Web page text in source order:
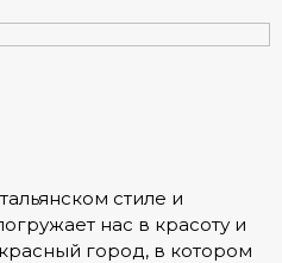
стиле и
нас в красоту и
город, в котором